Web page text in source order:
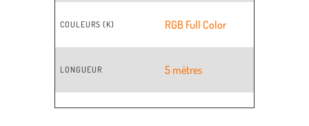
COULEURS (K) RGB Full Color
LONGUEUR 5 mètres